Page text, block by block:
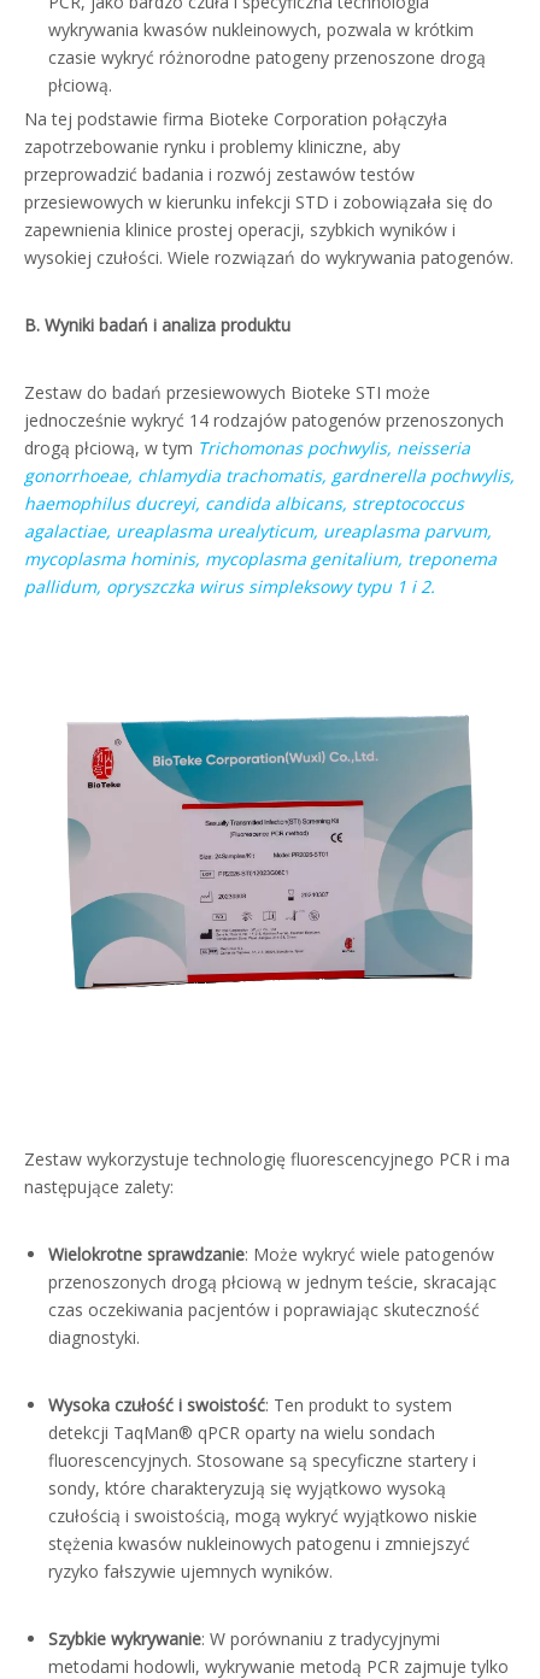
wykrywania kwasów nukleinowych, pozwala w krótkim
czasie wykryć różnorodne patogeny przenoszone drogą
płciową.
Na tej podstawie firma Bioteke Corporation połączyła
zapotrzebowanie rynku i problemy kliniczne, aby
przeprowadzić badania i rozwój zestawów testów
przesiewowych w kierunku infekcji STD i zobowiązała się do
zapewnienia klinice prostej operacji, szybkich wyników i
wysokiej czułości. Wiele rozwiązań do wykrywania patogenów.
B. Wyniki badań i analiza produktu
Zestaw do badań przesiewowych Bioteke STI może
jednocześnie wykryć 14 rodzajów patogenów przenoszonych
drogą płciową, w tym Trichomonas pochwylis, neisseria
gonorrhoeae, chlamydia trachomatis, gardnerella pochwylis,
haemophilus ducreyi, candida albicans, streptococcus
agalactiae, ureaplasma urealyticum, ureaplasma parvum,
mycoplasma hominis, mycoplasma genitalium, treponema
pallidum, opryszczka wirus simpleksowy typu 1 i 2.
Zestaw wykorzystuje technologię fluorescencyjnego PCR i ma
następujące zalety:
Wielokrotne sprawdzanie: Może wykryć wiele patogenów
przenoszonych drogą płciową w jednym teście, skracając
czas oczekiwania pacjentów i poprawiając skuteczność
diagnostyki.
Wysoka czułość i swoistość: Ten produkt to system
detekcji TaqMan® qPCR oparty na wielu sondach
fluorescencyjnych. Stosowane są specyficzne startery i
sondy, które charakteryzują się wyjątkowo wysoką
czułością i swoistością, mogą wykryć wyjątkowo niskie
stężenia kwasów nukleinowych patogenu i zmniejszyć
ryzyko fałszywie ujemnych wyników.
Szybkie wykrywanie: W porównaniu z tradycyjnymi
metodami hodowli, wykrywanie metodą PCR zajmuje tylko